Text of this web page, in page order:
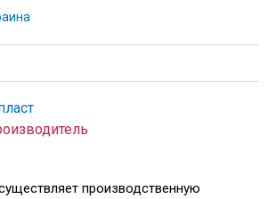
производственную